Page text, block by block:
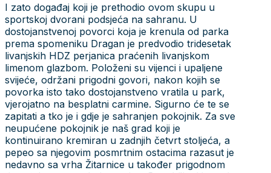
I zato događaj koji je prethodio ovom skupu u
sportskoj dvorani podsjeća na sahranu. U
dostojanstvenoj povorci koja je krenula od parka
prema spomeniku Dragan je predvodio tridesetak
livanjskih HDZ perjanica praćenih livanjskom
limenom glazbom. Položeni su vijenci i upaljene
svijeće, održani prigodni govori, nakon kojih se
povorka isto tako dostojanstveno vratila u park,
vjerojatno na besplatni carmine. Sigurno će te se
zapitati a tko je i gdje je sahranjen pokojnik. Za sve
neupućene pokojnik je naš grad koji je
kontinuirano kremiran u zadnjih četvrt stoljeća, a
pepeo sa njegovim posmrtnim ostacima razasut je
nedavno sa vrha Žitarnice u također prigodnom